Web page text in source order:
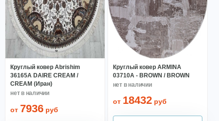
Круглый ковер Abrishim
36165A DAIRE CREAM /
CREAM (Иран)
от 7936 руб
Круглый ковер ARMINA
03710A - BROWN / BROWN
от 18432руб